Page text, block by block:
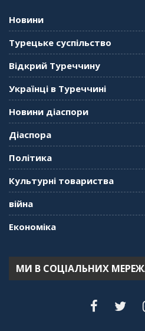
"Дзеркало
"Дзеркало
"Дзеркало
Послом
"Дзеркало
Новини
Турецьке суспільство
Відкрий Туреччину
Українці в Туреччині
Новини діаспори
Діаспора
Політика
Культурні товариства
війна
Економіка
МИ В СОЦІАЛЬНИХ